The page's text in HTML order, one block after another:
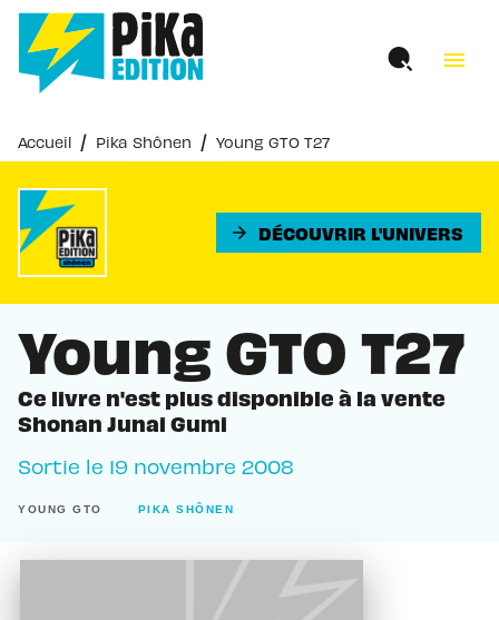
MENU RECHERCHE
PIED DE PAGE
menu
Accueil / Pika Shônen / Young GTO T27
arrow_forward DÉCOUVRIR L'UNIVERS
Young GTO T27
Ce livre n'est plus disponible à la vente
Shonan Junai Gumi
Sortie le 19 novembre 2008
YOUNG GTO PIKA SHÔNEN